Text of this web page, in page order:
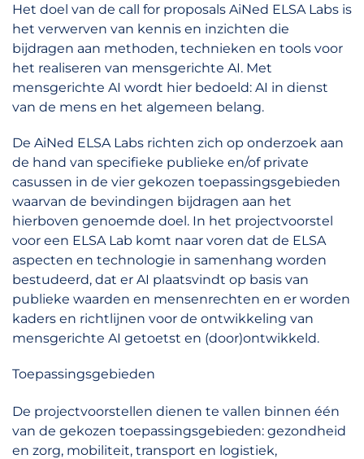
Het doel van de call for proposals AiNed ELSA Labs is
het verwerven van kennis en inzichten die
bijdragen aan methoden, technieken en tools voor
het realiseren van mensgerichte AI. Met
mensgerichte AI wordt hier bedoeld: AI in dienst
van de mens en het algemeen belang.
De AiNed ELSA Labs richten zich op onderzoek aan
de hand van specifieke publieke en/of private
casussen in de vier gekozen toepassingsgebieden
waarvan de bevindingen bijdragen aan het
hierboven genoemde doel. In het projectvoorstel
voor een ELSA Lab komt naar voren dat de ELSA
aspecten en technologie in samenhang worden
bestudeerd, dat er AI plaatsvindt op basis van
publieke waarden en mensenrechten en er worden
kaders en richtlijnen voor de ontwikkeling van
mensgerichte AI getoetst en (door)ontwikkeld.
Toepassingsgebieden
De projectvoorstellen dienen te vallen binnen één
van de gekozen toepassingsgebieden: gezondheid
en zorg, mobiliteit, transport en logistiek,